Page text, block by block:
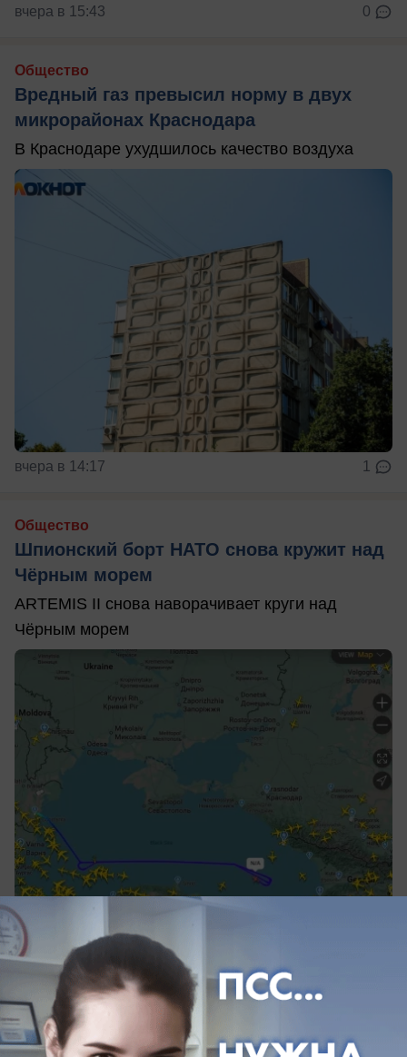
вчера в 15:43 0
Общество
Вредный газ превысил норму в двух
микрорайонах Краснодара
В Краснодаре ухудшилось качество воздуха
вчера в 14:17 1
Общество
Шпионский борт НАТО снова кружит над
Чёрным морем
ARTEMIS II снова наворачивает круги над
Чёрным морем
вчера в 13:05
Общество
Выпускники и педагоги Темрюкского